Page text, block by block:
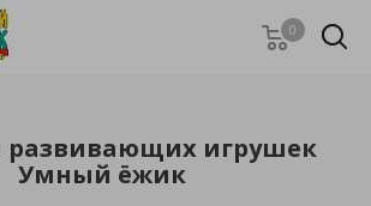
0
развивающих игрушек
Умный ёжик